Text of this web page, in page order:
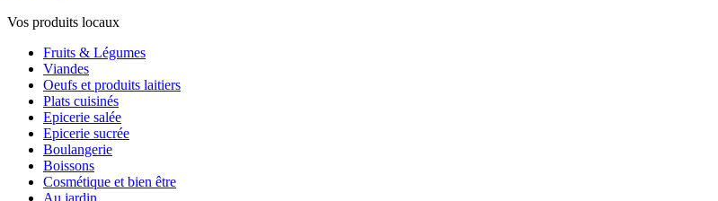
Vos produits locaux
Fruits & Légumes
Viandes
Oeufs et produits laitiers
Plats cuisinés
Epicerie salée
Epicerie sucrée
Boulangerie
Boissons
Cosmétique et bien être
Au jardin